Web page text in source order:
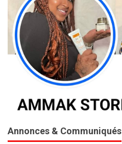
Annonces & Communiqués